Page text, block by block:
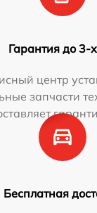
Гарантия до 3-
центр
запчасти
Бесплатная